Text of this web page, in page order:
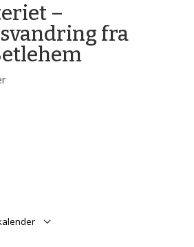
–
fra